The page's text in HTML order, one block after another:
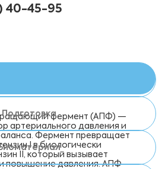
40-45-95
фермент (АПФ) —
артериального давления и
Фермент превращает
I в биологически
II, который вызывает
повышение давления. АПФ
Подготовка
Биоматериал